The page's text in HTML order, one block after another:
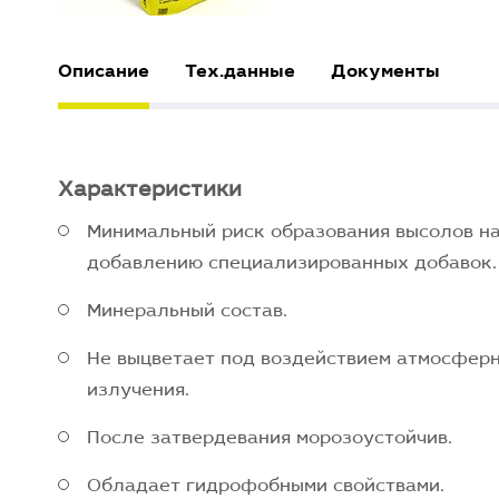
Описание Тех.данные Документы
Характеристики
Минимальный риск образования высолов
добавлению специализированных добавок.
Минеральный состав.
Не выцветает под воздействием
излучения.
После затвердевания морозоустойчив.
Обладает гидрофобными свойствами.